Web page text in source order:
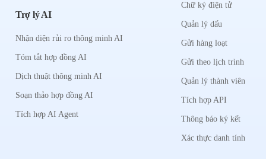
Trợ lý AI
Nhận diện rủi ro thông minh AI
Tóm tắt hợp đồng AI
Dịch thuật thông minh AI
Soạn thảo hợp đồng AI
Tích hợp AI Agent
Chữ ký điện tử
Quản lý dấu
Gửi hàng loạt
Gửi theo lịch trình
Quản lý thành viên
Tích hợp API
Thông báo ký kết
Xác thực danh tính